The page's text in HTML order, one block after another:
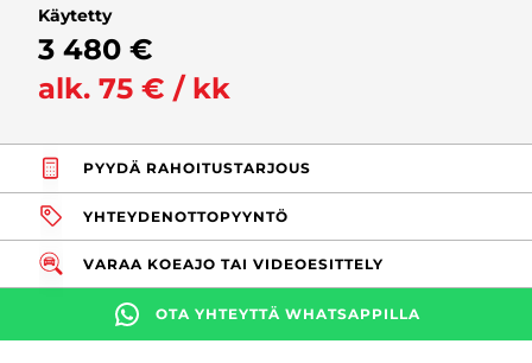
Käytetty
3 480 €
alk. 75 € / kk
PYYDÄ RAHOITUSTARJOUS
YHTEYDENOTTOPYYNTÖ
VARAA KOEAJO TAI VIDEOESITTELY
OTA YHTEYTTÄ WHATSAPPILLA